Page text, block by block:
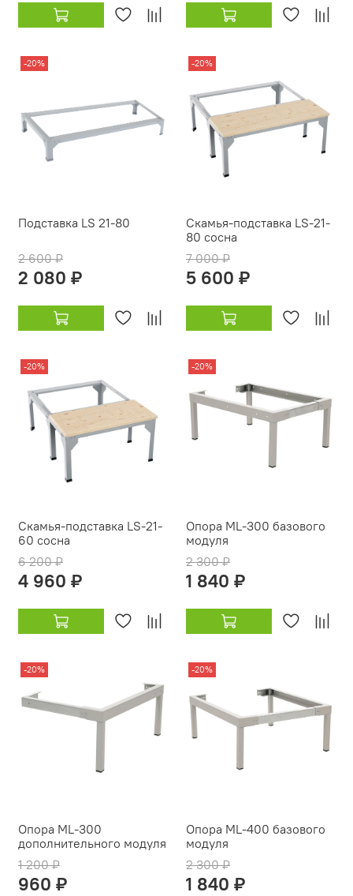
-20%
Подставка LS 21-80
2 600 ₽
2 080 ₽
-20%
Скамья-подставка LS-21-
80 сосна
7 000 ₽
5 600 ₽
-20%
Скамья-подставка LS-21-
60 сосна
6 200 ₽
4 960 ₽
-20%
Опора ML-300 базового
модуля
2 300 ₽
1 840 ₽
-20%
Опора ML-300
дополнительного модуля
1 200 ₽
960 ₽
-20%
Опора ML-400 базового
модуля
2 300 ₽
1 840 ₽